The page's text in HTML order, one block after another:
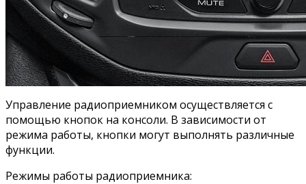
Управление радиоприемником осуществляется с
помощью кнопок на консоли. В зависимости от
режима работы, кнопки могут выполнять различные
функции.
Режимы работы радиоприемника: